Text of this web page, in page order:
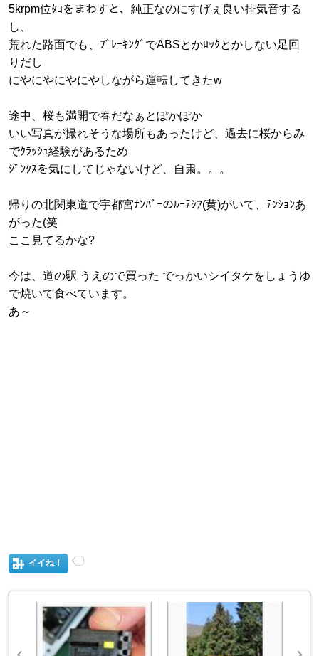
5krpm位ﾀｺをまわすと、純正なのにすげぇ良い排気音する
し、
荒れた路面でも、ﾌﾞﾚｰｷﾝｸﾞでABSとかﾛｯｸとかしない足回
りだし
にやにやにやにやしながら運転してきたw
途中、桜も満開で春だなぁとぽかぽか
いい写真が撮れそうな場所もあったけど、過去に桜からみ
でｸﾗｯｼｭ経験があるため
ｼﾞﾝｸｽを気にしてじゃないけど、自粛。。。
帰りの北関東道で宇都宮ﾅﾝﾊﾞｰのﾙｰﾃｼｱ(黄)がいて、ﾃﾝｼｮﾝあ
がった(笑
ここ見てるかな?
今は、道の駅 うえので買った でっかいシイタケをしょうゆ
で焼いて食べています。
あ～
イイね！